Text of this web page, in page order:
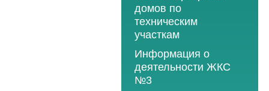
домов по
техническим
участкам
Информация о
деятельности ЖКС
№3